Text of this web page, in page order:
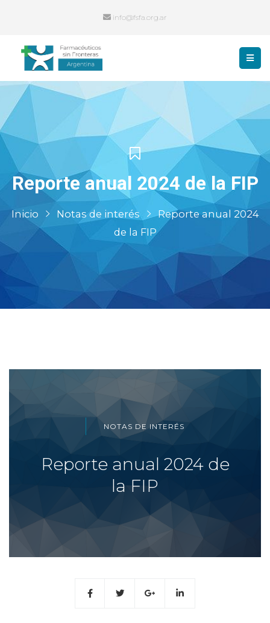
info@fsfa.org.ar
Reporte anual 2024 de la FIP
Inicio Notas de interés
Reporte anual 2024
de la FIP
NOTAS DE INTERÉS
Reporte anual 2024 de
la FIP